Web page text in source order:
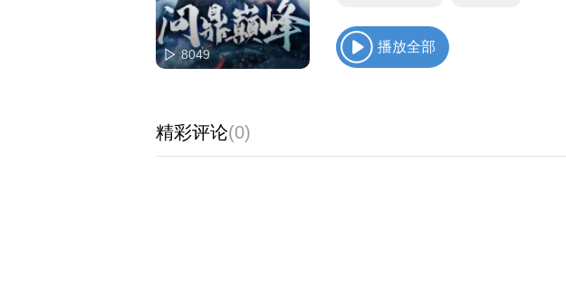
8049 播放全部
精彩评论(0)